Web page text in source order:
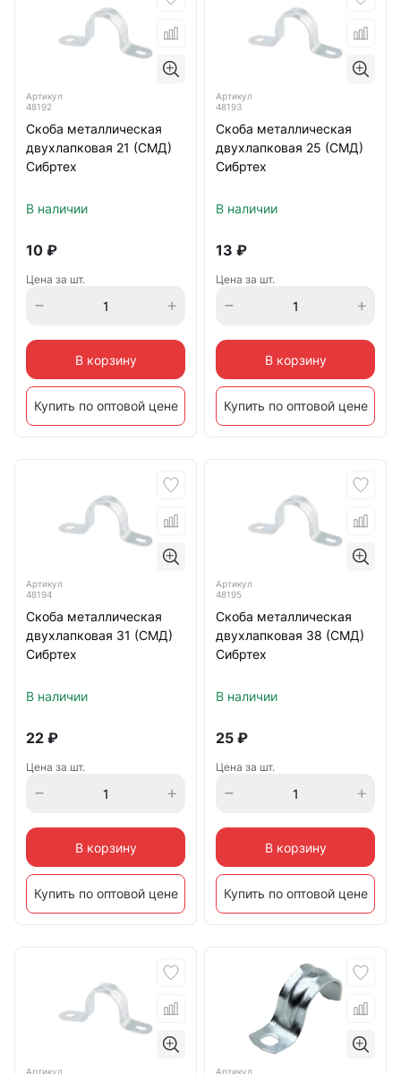
Артикул
48192
Скоба металлическая
двухлапковая 21 (СМД)
Сибртех
В наличии
10 ₽
Цена за шт.
В корзину
Купить по оптовой цене
Артикул
48193
Скоба металлическая
двухлапковая 25 (СМД)
Сибртех
В наличии
13 ₽
Цена за шт.
В корзину
Купить по оптовой цене
Артикул
48194
Скоба металлическая
двухлапковая 31 (СМД)
Сибртех
В наличии
22 ₽
Цена за шт.
В корзину
Купить по оптовой цене
Артикул
48195
Скоба металлическая
двухлапковая 38 (СМД)
Сибртех
В наличии
25 ₽
Цена за шт.
В корзину
Купить по оптовой цене
Артикул Артикул